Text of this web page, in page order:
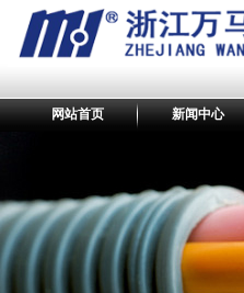
网站首页 新闻中心